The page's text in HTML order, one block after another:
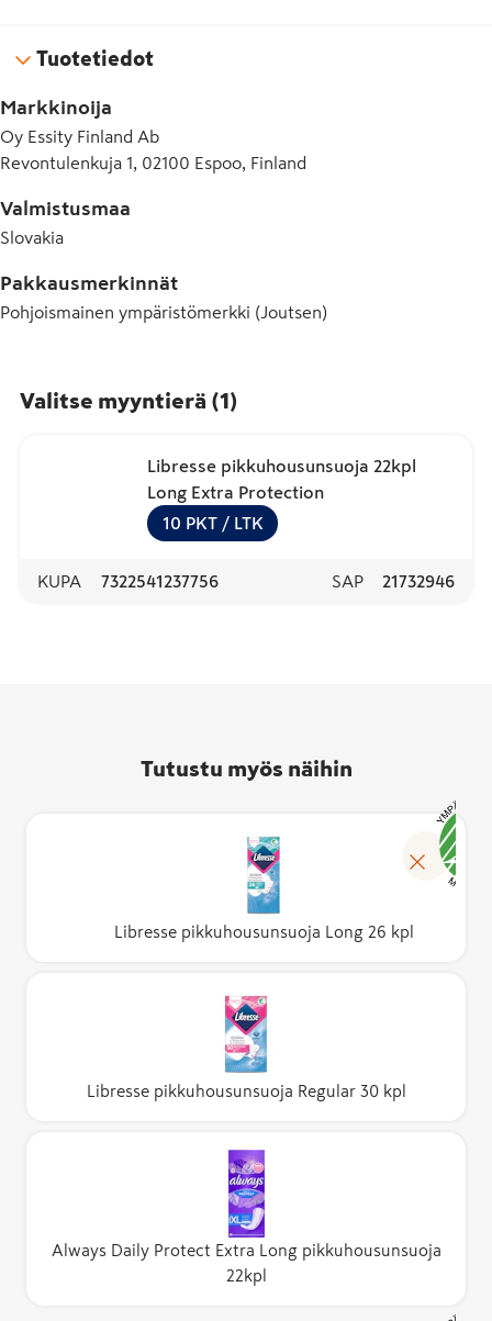
Tuotetiedot
Markkinoija
Oy Essity Finland Ab
Revontulenkuja 1, 02100 Espoo, Finland
Valmistusmaa
Slovakia
Pakkausmerkinnät
Pohjoismainen ympäristömerkki (Joutsen)
Valitse myyntierä (1)
Libresse pikkuhousunsuoja 22kpl
Long Extra Protection
10 PKT / LTK
KUPA 7322541237756 SAP 21732946
Tutustu myös näihin
Libresse pikkuhousunsuoja Long 26 kpl
Libresse pikkuhousunsuoja Regular 30 kpl
Always Daily Protect Extra Long pikkuhousunsuoja
22kpl